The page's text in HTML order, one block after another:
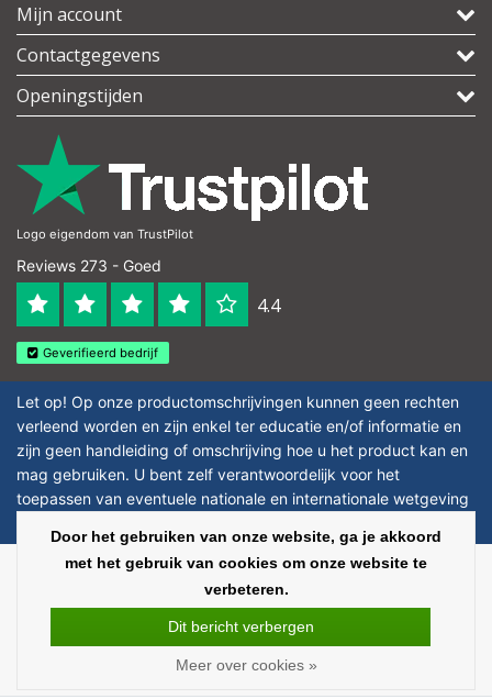
Mijn account
Contactgegevens
Openingstijden
Logo eigendom van TrustPilot
Reviews 273 - Goed
4.4
Geverifieerd bedrijf
Let op! Op onze productomschrijvingen kunnen geen rechten
verleend worden en zijn enkel ter educatie en/of informatie en
zijn geen handleiding of omschrijving hoe u het product kan en
mag gebruiken. U bent zelf verantwoordelijk voor het
toepassen van eventuele nationale en internationale wetgeving
Copyright © 2026 - Laboratorium Discounter - All rights reserved - Theme by
Alle bedragen zijn exclusief BTW
Door het gebruiken van onze website, ga je akkoord
met het gebruik van cookies om onze website te
verbeteren.
Dit bericht verbergen
Meer over cookies »